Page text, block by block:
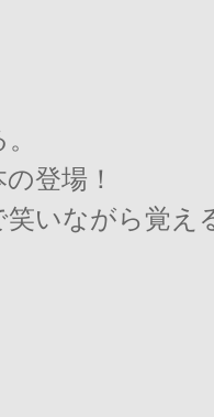
登場！
笑いながら覚え